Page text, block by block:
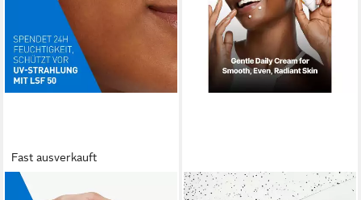
Fast ausverkauft
CERAVE CELIMAX